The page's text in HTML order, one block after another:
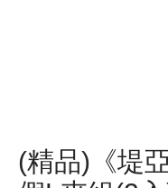
(精品)《堤